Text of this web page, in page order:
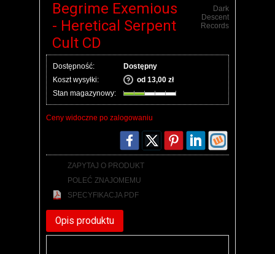
Begrime Exemious
- Heretical Serpent
Cult CD
Dark
Descent
Records
Dostępność:
Dostępny
Koszt wysyłki:
od 13,00 zł
Stan magazynowy:
Ceny widoczne po zalogowaniu
ZAPYTAJ O PRODUKT
POLEĆ ZNAJOMEMU
SPECYFIKACJA PDF
Opis produktu